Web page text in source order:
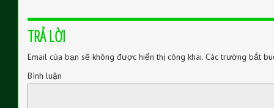
TRẢ LỜI
Email của bạn sẽ không được hiển thị công khai. Các trường bắt
Bình luận